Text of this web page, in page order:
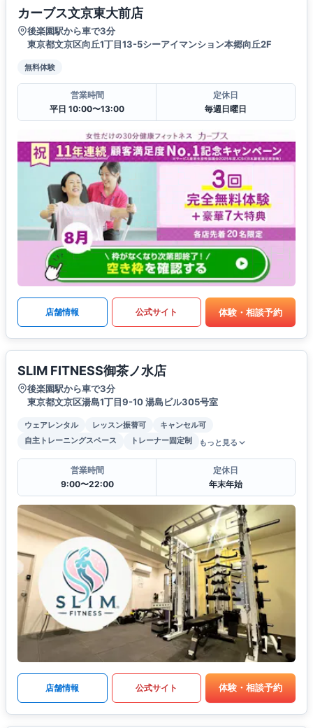
カーブス文京東大前店
後楽園駅から車で3分
東京都文京区向丘1丁目13-5シーアイマンション本郷向丘2F
無料体験
営業時間
平日 10:00〜13:00
定休日
毎週日曜日
店舗情報 公式サイト 体験・相談予約
SLIM FITNESS御茶ノ水店
後楽園駅から車で3分
東京都文京区湯島1丁目9-10 湯島ビル305号室
ウェアレンタル レッスン振替可
キャンセル可
自主トレーニングスペース
トレーナー固定制 もっと見る
営業時間
9:00〜22:00
定休日
年末年始
店舗情報 公式サイト 体験・相談予約